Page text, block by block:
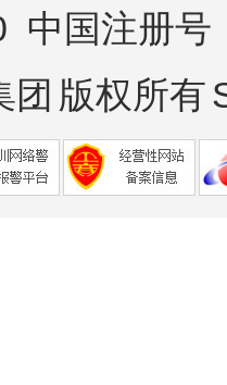
中国注册号
团 版权所有